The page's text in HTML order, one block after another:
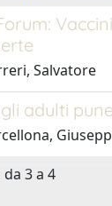
Salvatore
adulti
3 a 4